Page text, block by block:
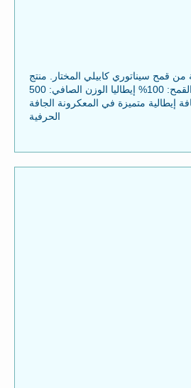
قمح سيناتوري كابيلي المختار. منتج
عضوي معتمد منشأ القمح: 100% إيطاليا الوزن الصافي: 500
إيطالية متميزة في المعكرونة الجافة
الحرفية